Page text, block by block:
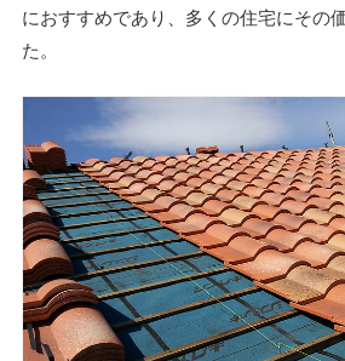
におすすめであり、多くの住宅にその
た。